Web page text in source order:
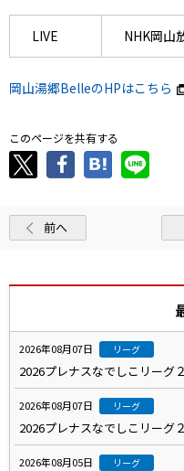
LIVE NHK岡山
岡山湯郷BelleのHPはこちら
このページを共有する
前へ
2026年08月07日 リーグ
2026プレナスなでしこリーグ
2026年08月07日 リーグ
2026プレナスなでしこリーグ
2026年08月05日 リーグ